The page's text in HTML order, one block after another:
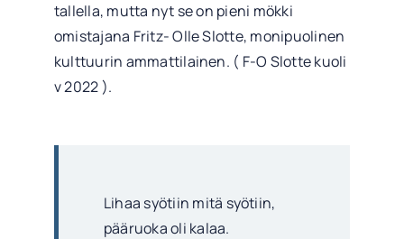
tallella, mutta nyt se on pieni mökki
omistajana Fritz- Olle Slotte, monipuolinen
kulttuurin ammattilainen. ( F-O Slotte kuoli
v 2022 ).
Lihaa syötiin mitä syötiin,
pääruoka oli kalaa.